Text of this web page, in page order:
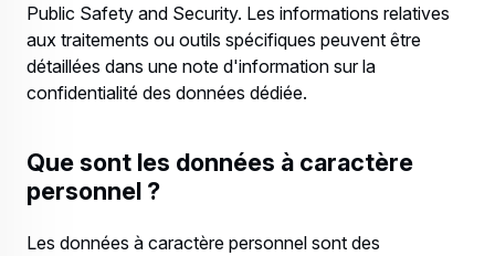
Public Safety and Security. Les informations relatives
aux traitements ou outils spécifiques peuvent être
détaillées dans une note d'information sur la
confidentialité des données dédiée.
Que sont les données à caractère
personnel ?
Les données à caractère personnel sont des